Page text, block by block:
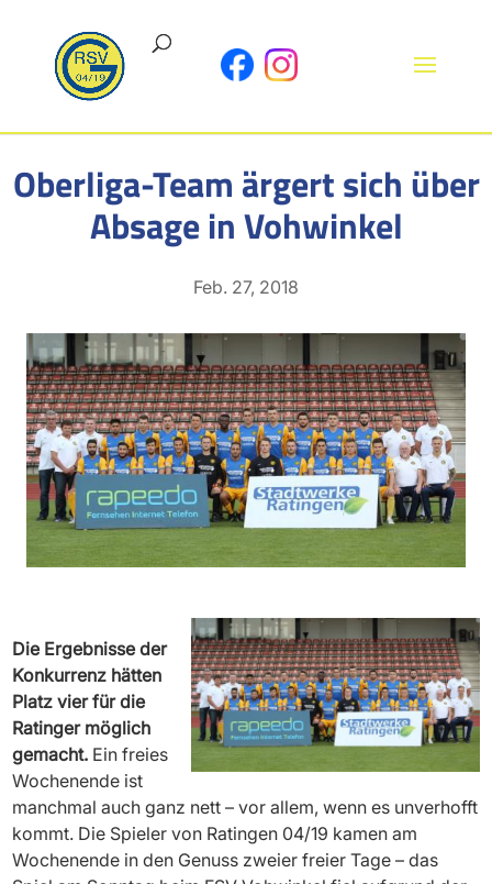
Oberliga-Team ärgert sich über
Absage in Vohwinkel
Feb. 27, 2018
Die Ergebnisse der
Konkurrenz hätten
Platz vier für die
Ratinger möglich
gemacht. Ein freies
Wochenende ist
manchmal auch ganz nett – vor allem, wenn es unverhofft
kommt. Die Spieler von Ratingen 04/19 kamen am
Wochenende in den Genuss zweier freier Tage – das